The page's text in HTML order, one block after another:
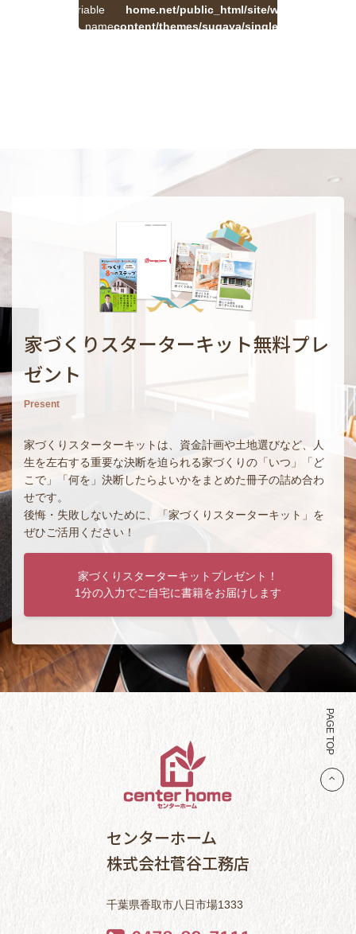
variable
$cat_name
home.net/public_html/site/wp-
content/themes/sugaya/single.php
家づくりスターターキット無料プレ
ゼント
Present
家づくりスターターキットは、資金計画や土地選びなど、人
生を左右する重要な決断を迫られる家づくりの「いつ」「ど
こで」「何を」決断したらよいかをまとめた冊子の詰め合わ
せです。
後悔・失敗しないために、「家づくりスターターキット」を
ぜひご活用ください！
家づくりスターターキットプレゼント！
1分の入力でご自宅に書籍をお届けします
PAGE TOP
センターホーム
株式会社菅谷工務店
千葉県香取市八日市場1333